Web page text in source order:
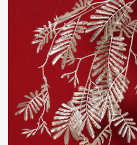
decoración
Coronas de flores